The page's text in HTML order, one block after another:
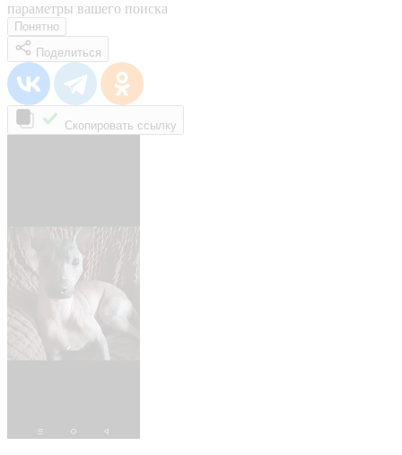
параметры вашего поиска
Понятно
Поделиться
Скопировать ссылку